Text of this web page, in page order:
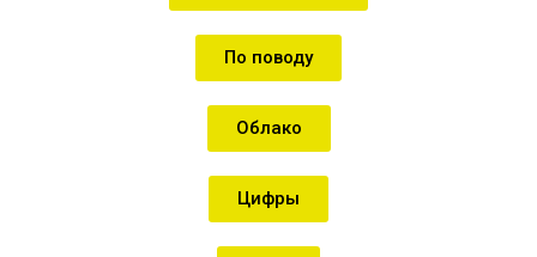
По поводу
Облако
Цифры